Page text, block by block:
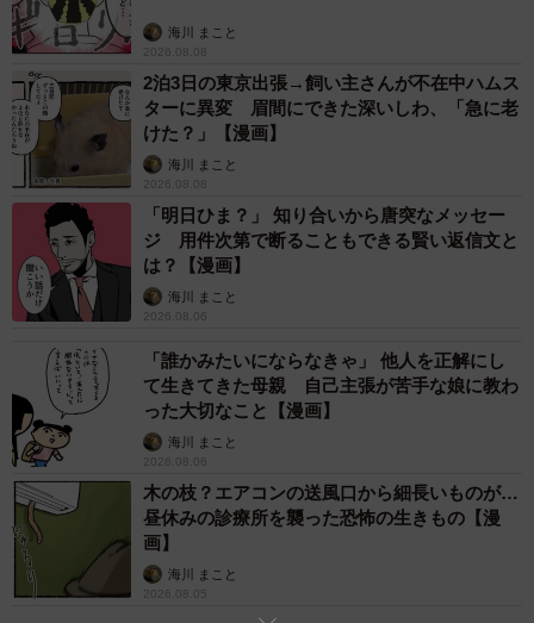
すると杏は「そんなに長く1つのこと続けられるなんて羨ま
しい」と予想外の返答をしました。杏はなにをやっても続
かない性格で、この間は大学のサークルも辞めてしまった
そうです。
話を続けているうちに、いつの間にか12時を回ります。吉
田に見守られながら、年齢確認を済ませた杏。吉田は、杏
が購入したお酒を奢ることにしました。お酒を手渡したあ
と、吉田は「三日坊主でも1年365日で120個のことにチャ
ます。
海川 まこと
2026.08.08
2泊3日の東京出張→飼い主さんが不在中ハムス
ターに異変 眉間にできた深いしわ、「急に老
けた？」【漫画】
海川 まこと
2026.08.08
「明日ひま？」 知り合いから唐突なメッセー
ジ 用件次第で断ることもできる賢い返信文と
は？【漫画】
海川 まこと
2026.08.06
「誰かみたいにならなきゃ」 他人を正解にし
て生きてきた母親 自己主張が苦手な娘に教わ
った大切なこと【漫画】
海川 まこと
2026.08.06
木の枝？エアコンの送風口から細長いものが…
昼休みの診療所を襲った恐怖の生きもの【漫
画】
海川 まこと
2026.08.05